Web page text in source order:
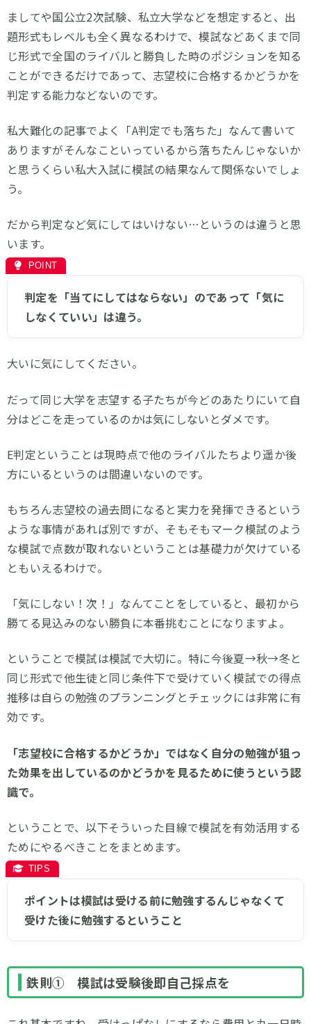
ましてや国公立2次試験、私立大学などを想定すると、出
題形式もレベルも全く異なるわけで、模試などあくまで同
じ形式で全国のライバルと勝負した時のポジションを知る
ことができるだけであって、志望校に合格するかどうかを
判定する能力などないのです。
私大難化の記事でよく「A判定でも落ちた」なんて書いて
ありますがそんなこといっているから落ちたんじゃないか
と思うくらい私大入試に模試の結果なんて関係ないでしょ
う。
だから判定など気にしてはいけない…というのは違うと思
います。
判定を「当てにしてはならない」のであって「気に
しなくていい」は違う。
大いに気にしてください。
だって同じ大学を志望する子たちが今どのあたりにいて自
分はどこを走っているのかは気にしないとダメです。
E判定ということは現時点で他のライバルたちより遥か後
方にいるというのは間違いないのです。
もちろん志望校の過去問になると実力を発揮できるという
ような事情があれば別ですが、そもそもマーク模試のよう
な模試で点数が取れないということは基礎力が欠けている
ともいえるわけで。
「気にしない！次！」なんてことをしていると、最初から
勝てる見込みのない勝負に本番挑むことになりますよ。
ということで模試は模試で大切に。特に今後夏→秋→冬と
同じ形式で他生徒と同じ条件下で受けていく模試での得点
推移は自らの勉強のプランニングとチェックには非常に有
効です。
「志望校に合格するかどうか」ではなく自分の勉強が狙っ
た効果を出しているのかどうかを見るために使うという認
識で。
ということで、以下そういった目線で模試を有効活用する
ためにやるべきことをまとめます。
ポイントは模試は受ける前に勉強するんじゃなくて
受けた後に勉強するということ
鉄則① 模試は受験後即自己採点を